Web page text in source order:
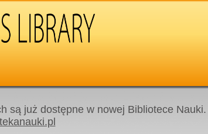
są już dostępne w nowej Bibliotece Nauki.